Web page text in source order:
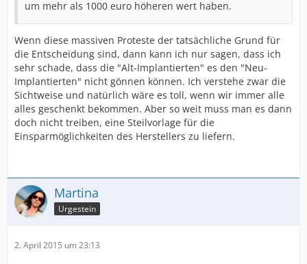
um mehr als 1000 euro höheren wert haben.
Wenn diese massiven Proteste der tatsächliche Grund für
die Entscheidung sind, dann kann ich nur sagen, dass ich
sehr schade, dass die "Alt-Implantierten" es den "Neu-
Implantierten" nicht gönnen können. Ich verstehe zwar die
Sichtweise und natürlich wäre es toll, wenn wir immer alle
alles geschenkt bekommen. Aber so weit muss man es dann
doch nicht treiben, eine Steilvorlage für die
Einsparmöglichkeiten des Herstellers zu liefern.
Martina
Urgestein
2. April 2015 um 23:13